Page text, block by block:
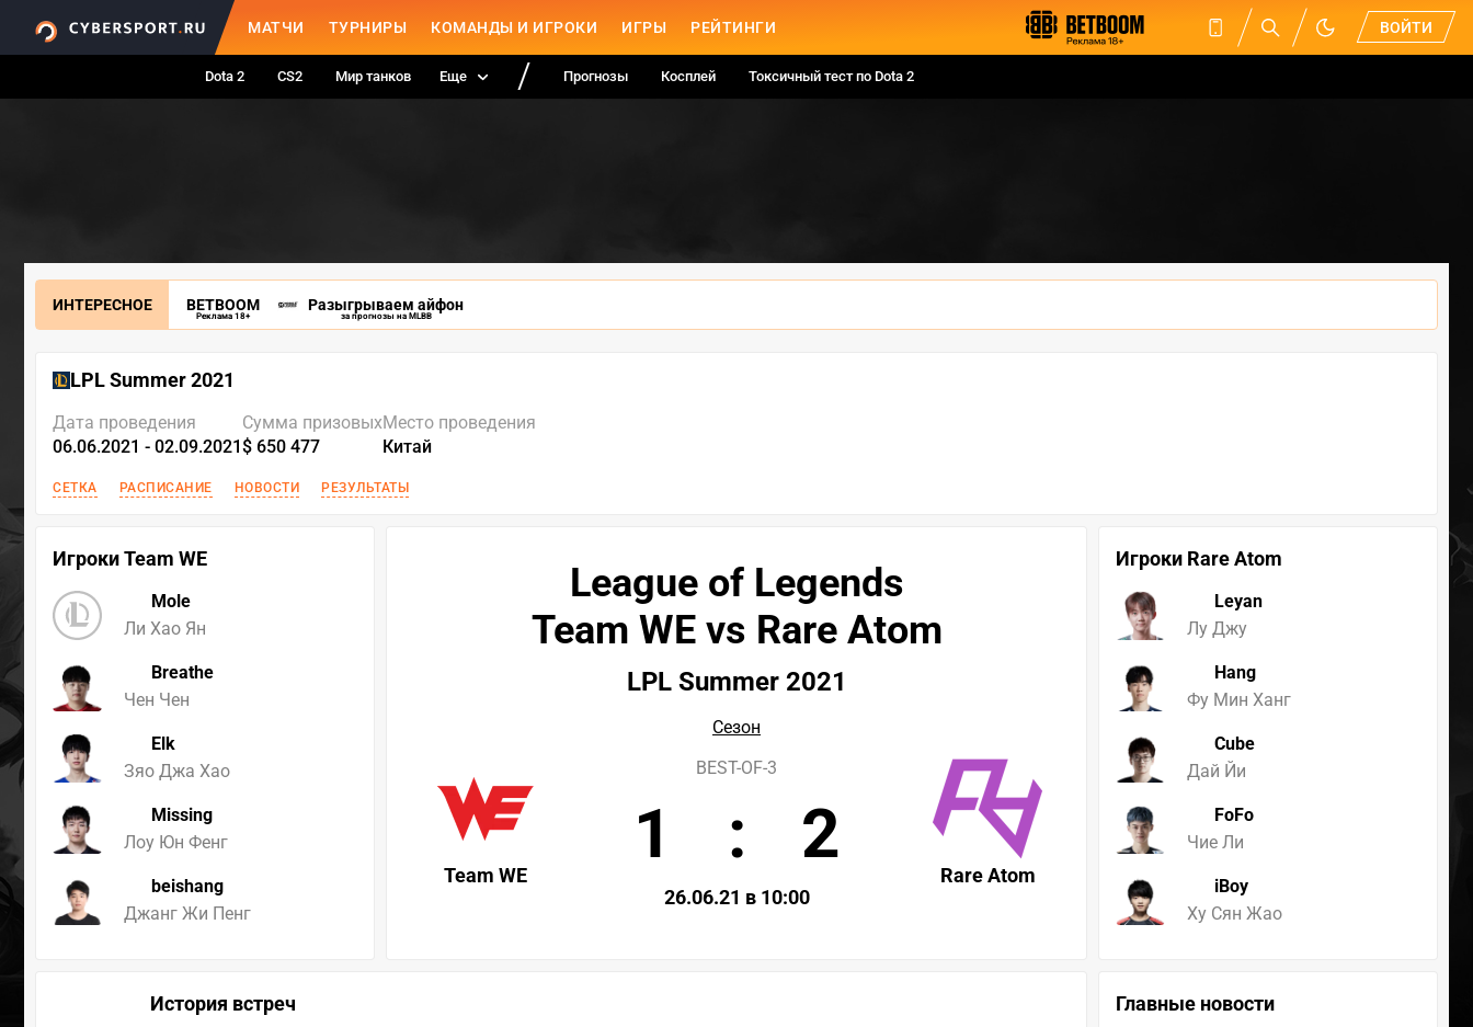
МАТЧИ ТУРНИРЫ КОМАНДЫ И ИГРОКИ ИГРЫ РЕЙТИНГИ ВОЙТИ
Dota 2 CS2 Мир танков Еще Прогнозы Косплей Токсичный тест по Dota 2
ИНТЕРЕСНОЕ BETBOOM
Реклама 18+
Разыгрываем айфон
за прогнозы на MLBB
LPL Summer 2021
Дата проведения
06.06.2021 - 02.09.2021
Сумма призовых
$ 650 477
Место проведения
Китай
СЕТКА РАСПИСАНИЕ НОВОСТИ РЕЗУЛЬТАТЫ
Игроки Team WE
Mole
Ли Хао Ян
Breathe
Чен Чен
Elk
Зяо Джа Хао
Missing
Лоу Юн Фенг
beishang
Джанг Жи Пенг
Игроки Rare Atom
Leyan
Лу Джу
Hang
Фу Мин Ханг
Cube
Дай Йи
FoFo
Чие Ли
iBoy
Ху Сян Жао
League of Legends
Team WE vs Rare Atom
LPL Summer 2021
Сезон
Team WE Rare Atom
BEST-OF-3
1 : 2
26.06.21 в 10:00
История встреч Главные новости